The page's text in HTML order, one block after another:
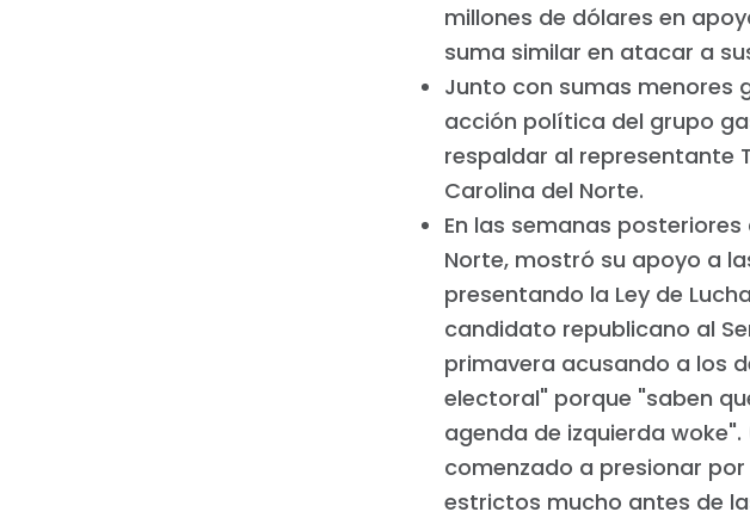
millones de dólares en
suma similar en atacar a
Junto con sumas menores
acción política del grupo
respaldar al representante
Carolina del Norte.
En las semanas
Norte, mostró su apoyo a
presentando la Ley de
candidato republicano al
primavera acusando a los
electoral" porque "saben
agenda de izquierda
comenzado a presionar
estrictos mucho antes de